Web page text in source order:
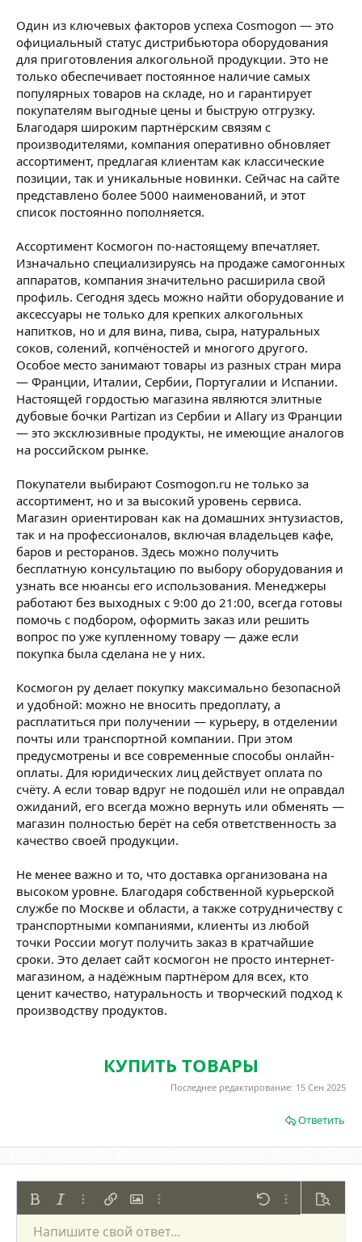
Один из ключевых факторов успеха Cosmogon — это
официальный статус дистрибьютора оборудования
для приготовления алкогольной продукции. Это не
только обеспечивает постоянное наличие самых
популярных товаров на складе, но и гарантирует
покупателям выгодные цены и быструю отгрузку.
Благодаря широким партнёрским связям с
производителями, компания оперативно обновляет
ассортимент, предлагая клиентам как классические
позиции, так и уникальные новинки. Сейчас на сайте
представлено более 5000 наименований, и этот
список постоянно пополняется.
Ассортимент Космогон по-настоящему впечатляет.
Изначально специализируясь на продаже самогонных
аппаратов, компания значительно расширила свой
профиль. Сегодня здесь можно найти оборудование и
аксессуары не только для крепких алкогольных
напитков, но и для вина, пива, сыра, натуральных
соков, солений, копчёностей и многого другого.
Особое место занимают товары из разных стран мира
— Франции, Италии, Сербии, Португалии и Испании.
Настоящей гордостью магазина являются элитные
дубовые бочки Partizan из Сербии и Allary из Франции
— это эксклюзивные продукты, не имеющие аналогов
на российском рынке.
Покупатели выбирают Cosmogon.ru не только за
ассортимент, но и за высокий уровень сервиса.
Магазин ориентирован как на домашних энтузиастов,
так и на профессионалов, включая владельцев кафе,
баров и ресторанов. Здесь можно получить
бесплатную консультацию по выбору оборудования и
узнать все нюансы его использования. Менеджеры
работают без выходных с 9:00 до 21:00, всегда готовы
помочь с подбором, оформить заказ или решить
вопрос по уже купленному товару — даже если
покупка была сделана не у них.
Космогон ру делает покупку максимально безопасной
и удобной: можно не вносить предоплату, а
расплатиться при получении — курьеру, в отделении
почты или транспортной компании. При этом
предусмотрены и все современные способы онлайн-
оплаты. Для юридических лиц действует оплата по
счёту. А если товар вдруг не подошёл или не оправдал
ожиданий, его всегда можно вернуть или обменять —
магазин полностью берёт на себя ответственность за
качество своей продукции.
Не менее важно и то, что доставка организована на
высоком уровне. Благодаря собственной курьерской
службе по Москве и области, а также сотрудничеству с
транспортными компаниями, клиенты из любой
точки России могут получить заказ в кратчайшие
сроки. Это делает сайт космогон не просто интернет-
магазином, а надёжным партнёром для всех, кто
ценит качество, натуральность и творческий подход к
производству продуктов.
КУПИТЬ ТОВАРЫ
Последнее редактирование: 15 Сен 2025
Ответить
ЖирныйКурсивДополнительно...
Вставить ссылку
Вставить изображение
Дополнительно... Отменить
Размер шрифта
9
Цвет текста
Шрифт Arial
СписокВыравнивание
Формат параграфа
СмайлыЦитатаМедиаВставить таблицу
Вставить горизонтальную линию
Спойлер
Повторить
Переключить режим работы редактора
Удалить форматирование
ЧерновикиСохранить черновик
Напишите свой ответ...